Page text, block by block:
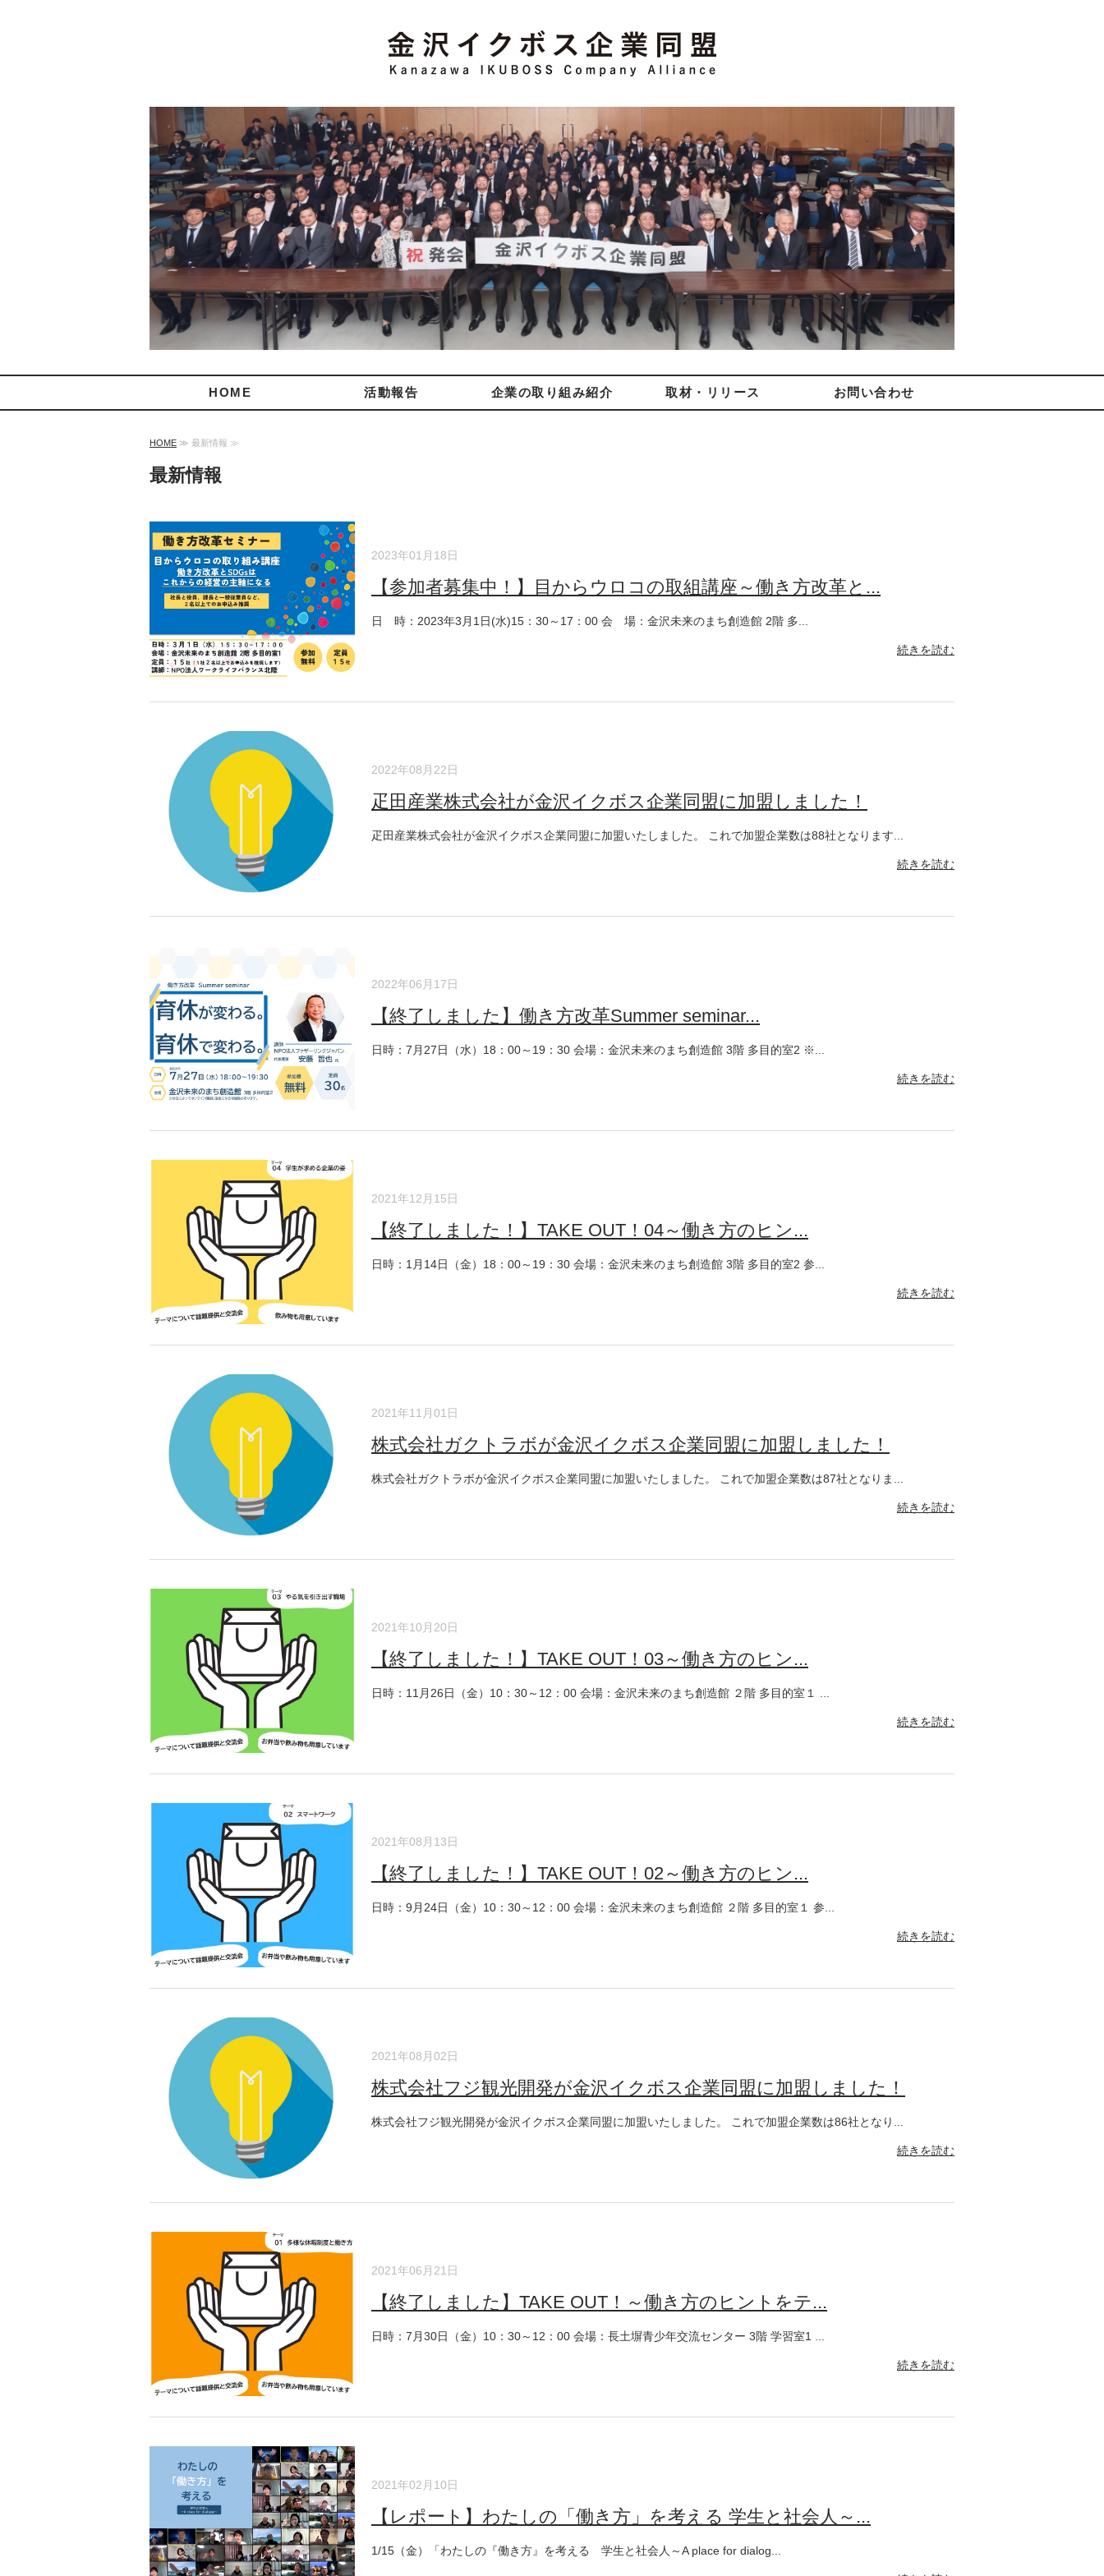
HOME 活動報告 企業の取り組み紹介 取材・リリース お問い合わせ
HOME ≫ 最新情報 ≫
最新情報
2023年01月18日
【参加者募集中！】目からウロコの取組講座～働き方改革と...
日 時：2023年3月1日(水)15：30～17：00 会 場：金沢未来のまち創造館 2階 多...
続きを読む
2022年08月22日
疋田産業株式会社が金沢イクボス企業同盟に加盟しました！
疋田産業株式会社が金沢イクボス企業同盟に加盟いたしました。 これで加盟企業数は88社となります...
続きを読む
2022年06月17日
【終了しました】働き方改革Summer seminar...
日時：7月27日（水）18：00～19：30 会場：金沢未来のまち創造館 3階 多目的室2 ※...
続きを読む
2021年12月15日
【終了しました！】TAKE OUT！04～働き方のヒン...
日時：1月14日（金）18：00～19：30 会場：金沢未来のまち創造館 3階 多目的室2 参...
続きを読む
2021年11月01日
株式会社ガクトラボが金沢イクボス企業同盟に加盟しました！
株式会社ガクトラボが金沢イクボス企業同盟に加盟いたしました。 これで加盟企業数は87社となりま...
続きを読む
2021年10月20日
【終了しました！】TAKE OUT！03～働き方のヒン...
日時：11月26日（金）10：30～12：00 会場：金沢未来のまち創造館 ２階 多目的室１ ...
続きを読む
2021年08月13日
【終了しました！】TAKE OUT！02～働き方のヒン...
日時：9月24日（金）10：30～12：00 会場：金沢未来のまち創造館 ２階 多目的室１ 参...
続きを読む
2021年08月02日
株式会社フジ観光開発が金沢イクボス企業同盟に加盟しました！
株式会社フジ観光開発が金沢イクボス企業同盟に加盟いたしました。 これで加盟企業数は86社となり...
続きを読む
2021年06月21日
【終了しました】TAKE OUT！～働き方のヒントをテ...
日時：7月30日（金）10：30～12：00 会場：長土塀青少年交流センター 3階 学習室1 ...
続きを読む
2021年02月10日
【レポート】わたしの「働き方」を考える 学生と社会人～...
1/15（金）「わたしの『働き方』を考える 学生と社会人～A place for dialog...